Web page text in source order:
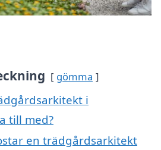
gömma
i
till med?
en trädgårdsarkitekt